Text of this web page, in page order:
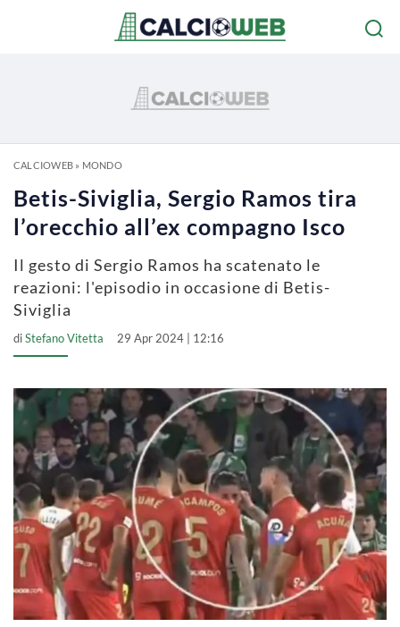
CALCIOWEB» MONDO
Betis-Siviglia, Sergio Ramos tira
l’orecchio all’ex compagno Isco
Il gesto di Sergio Ramos ha scatenato le
reazioni: l'episodio in occasione di Betis-
Siviglia
diStefano Vitetta 29 Apr 2024 | 12:16